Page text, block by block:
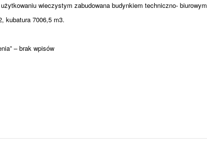
wieczystym zabudowana budynkiem techniczno- biurowym
kubatura 7006,5 m3.
– brak wpisów